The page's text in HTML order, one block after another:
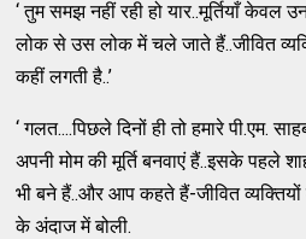
‘ तुम समझ नहीं रही हो यार..मूर्तियाँ
लोक से उस लोक में चले जाते हैं..जीवित
कहीं लगती है..’
‘ गलत....पिछले दिनों ही तो हमारे पी.एम.
अपनी मोम की मूर्ति बनवाएं हैं..इसके पहले
भी बने हैं..और आप कहते हैं-जीवित
के अंदाज में बोली.